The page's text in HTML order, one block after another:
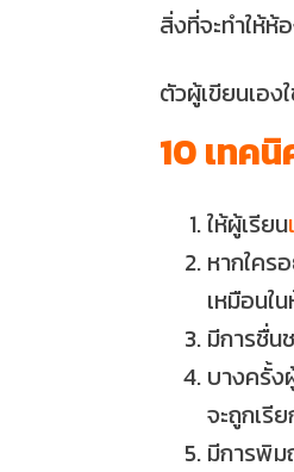
สิ่งที่จะทำให้
ตัวผู้เขียนเอ
10 เทค
ให้ผู้เรียน
หากใคร
เหมือนใ
มีการชื่น
บางครั้ง
จะถูกเรี
มีการพิ